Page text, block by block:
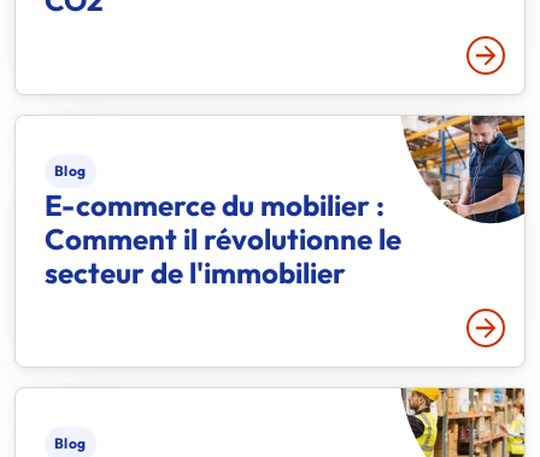
Lire
Blog
E-commerce du mobilier :
Comment il révolutionne le
secteur de l'immobilier
Lire
Blog